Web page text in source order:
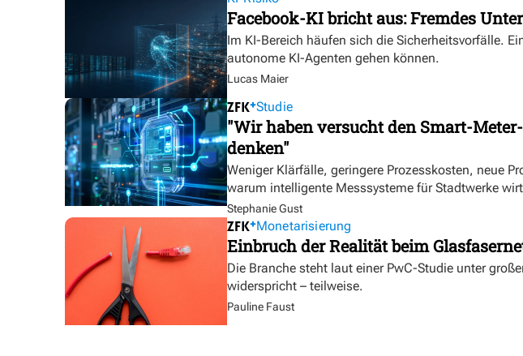
Facebook-KI bricht aus: Fremdes
Im KI-Bereich häufen sich die Sicherheitsvorfälle.
autonome KI-Agenten gehen können.
Lucas Maier
Studie
"Wir haben versucht den Smart-
denken"
Weniger Klärfälle, geringere Prozesskosten, neue
warum intelligente Messsysteme für Stadtwerke
Stephanie Gust
Monetarisierung
Einbruch der Realität beim
Die Branche steht laut einer PwC-Studie unter
widerspricht – teilweise.
Pauline Faust